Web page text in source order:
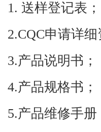
1. 送样登记表；
2.CQC申请详细
3.产品说明书；
4.产品规格书；
5.产品维修手册